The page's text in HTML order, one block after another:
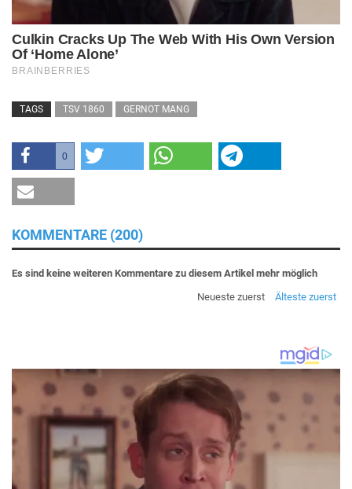
TAGS TSV 1860 GERNOT MANG
0
KOMMENTARE (200)
Es sind keine weiteren Kommentare zu diesem Artikel mehr möglich
Neueste zuerst
Älteste zuerst